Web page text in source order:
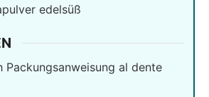
edelsüß
Packungsanweisung al dente